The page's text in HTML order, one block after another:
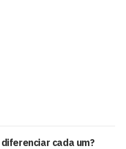
diferenciar cada um?